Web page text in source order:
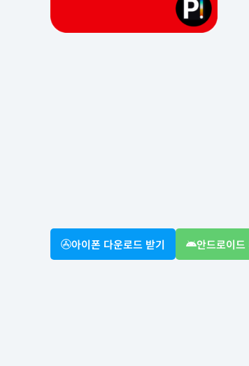
아이폰 다운로드 받기 안드로이드